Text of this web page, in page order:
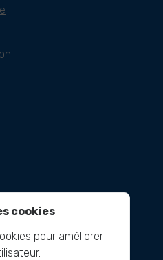
cookies
pour améliorer